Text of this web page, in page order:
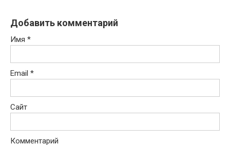
Добавить комментарий
Имя *
Email *
Сайт
Комментарий